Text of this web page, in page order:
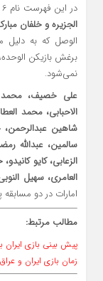
در این فهرست نام 6 بازیکن تاثیرگذار
الجزیره و خلفان
الوصل که به
برغش بازیکن
نمی‌شود.
علی خصیف، محمد
الاحبابی، محمد
شاهین عبدالرحمن،
سالمین، عبدالله
الزعابی، کایو
العامری، سهیل
امارات در دو
مطالب مرتبط:
پیش بینی بازی ایران با عراق
زمان بازی ایران و عراق